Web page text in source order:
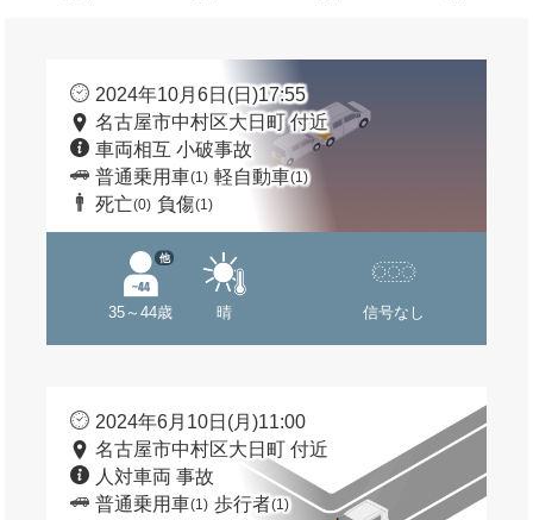
2024年10月6日(日)17:55
名古屋市中村区大日町 付近
車両相互 小破事故
普通乗用車(1) 軽自動車(1)
死亡(0) 負傷(1)
35～44歳
他
晴 信号なし
2024年6月10日(月)11:00
名古屋市中村区大日町 付近
人対車両 事故
普通乗用車(1) 歩行者(1)